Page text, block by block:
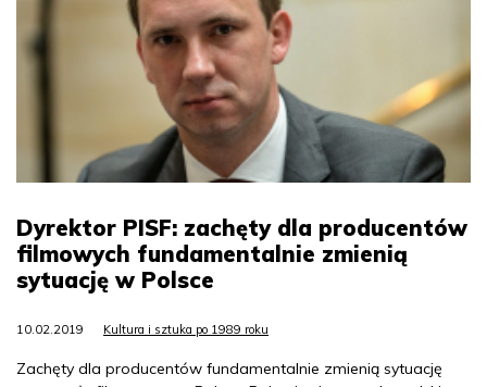
Dyrektor PISF: zachęty dla producentów
filmowych fundamentalnie zmienią
sytuację w Polsce
10.02.2019 Kultura i sztuka po 1989 roku
Zachęty dla producentów fundamentalnie zmienią sytuację